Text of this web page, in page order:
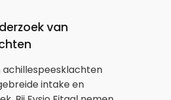
van
intake en